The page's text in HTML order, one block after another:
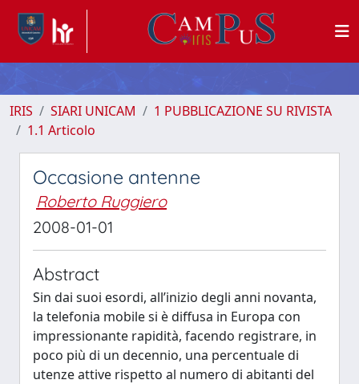
IRIS SIARI UNICAM
1 PUBBLICAZIONE SU RIVISTA
1.1 Articolo
Occasione antenne
Roberto Ruggiero
2008-01-01
Abstract
Sin dai suoi esordi, all’inizio degli anni novanta,
la telefonia mobile si è diffusa in Europa con
impressionante rapidità, facendo registrare, in
poco più di un decennio, una percentuale di
utenze attive rispetto al numero di abitanti del